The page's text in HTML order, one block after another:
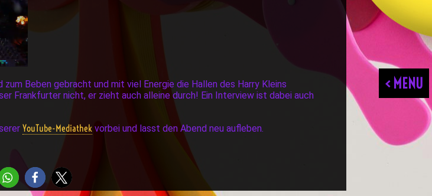
< MENU
Beben gebracht und mit viel Energie die Hallen des Harry Kleins
Frankfurter nicht, er zieht auch alleine durch! Ein Interview ist dabei auch
YouTube-Mediathek vorbei und lasst den Abend neu aufleben.